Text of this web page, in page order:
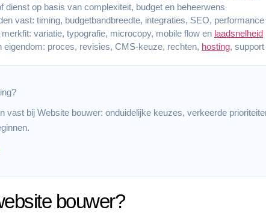
dienst op basis van complexiteit, budget en beheerwens
vast: timing, budgetbandbreedte, integraties, SEO, performance
merkfit: variatie, typografie, microcopy, mobile flow en laadsnelheid
eigendom: proces, revisies, CMS-keuze, rechten, hosting,
vast bij Website bouwer: onduidelijke keuzes, verkeerde
bouwer?